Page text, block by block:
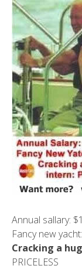
Annual sallary:
Fancy new
Cracking a
PRICELESS